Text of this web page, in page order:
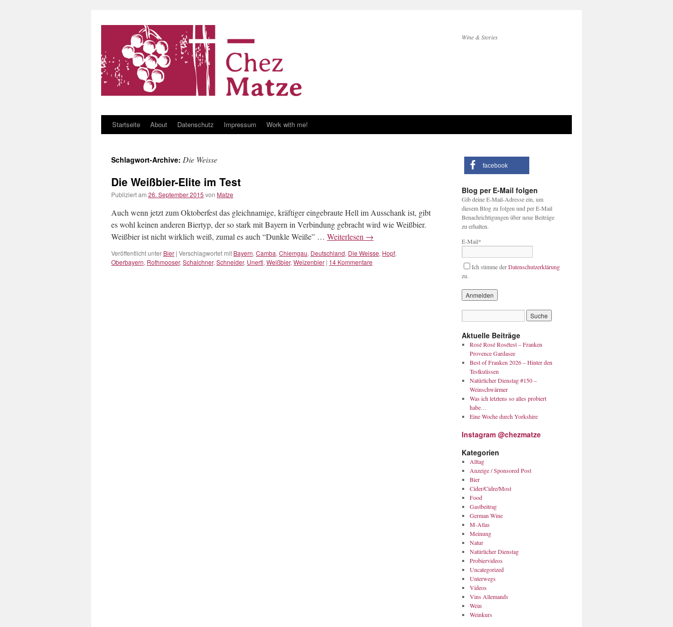
Wine & Stories
Zum Inhalt springen
Startseite About Datenschutz Impressum Work with me!
Schlagwort-Archive: Die Weisse
Die Weißbier-Elite im Test
Publiziert am 26. September 2015 von Matze
Auch wenn jetzt zum Oktoberfest das gleichnamige, kräftiger eingebraute Hell im Ausschank ist, gibt
es wohl keinen anderen Biertyp, der so stark mit Bayern in Verbindung gebracht wird wie Weißbier.
Weißbier ist nicht wirklich weiß, zumal es auch “Dunkle Weiße” … Weiterlesen →
Veröffentlicht unter Bier | Verschlagwortet mit Bayern, Camba, Chiemgau, Deutschland, Die Weisse, Hopf,
Oberbayern, Rothmooser, Schalchner, Schneider, Unertl, Weißbier, Weizenbier | 14 Kommentare
facebook
Blog per E-Mail folgen
Gib deine E-Mail-Adresse ein, um
diesem Blog zu folgen und per E-Mail
Benachrichtigungen über neue Beiträge
zu erhalten.
E-Mail*
Ich stimme derDatenschutzerklärung
zu.
Aktuelle Beiträge
Rosé Rosé Rosétest – Franken
Provence Gardasee
Best of Franken 2026 – Hinter den
Testkulissen
Natürlicher Dienstag #150 –
Weinschwärmer
Was ich letztens so alles probiert
habe…
Eine Woche durch Yorkshire
Instagram @chezmatze
Kategorien
Alltag
Anzeige / Sponsored Post
Bier
Cider/Cidre/Most
Food
Gastbeitrag
German Wine
M-Atlas
Meinung
Natur
Natürlicher Dienstag
Probiervideos
Uncategorized
Unterwegs
Videos
Vins Allemands
Wein
Weinkurs